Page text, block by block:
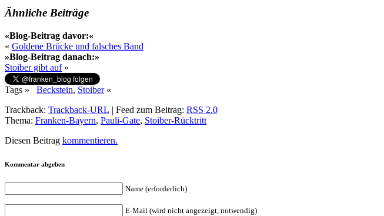
Ähnliche Beiträge
«Blog-Beitrag davor:«
« Goldene Brücke und falsches Band
»Blog-Beitrag danach:»
Stoiber gibt auf»
Tags » Beckstein, Stoiber«
Trackback: Trackback-URL | Feed zum Beitrag: RSS 2.0
Thema: Franken-Bayern, Pauli-Gate, Stoiber-Rücktritt
Diesen Beitrag kommentieren.
Kommentar abgeben
Name (erforderlich)
E-Mail (wird nicht angezeigt, notwendig)